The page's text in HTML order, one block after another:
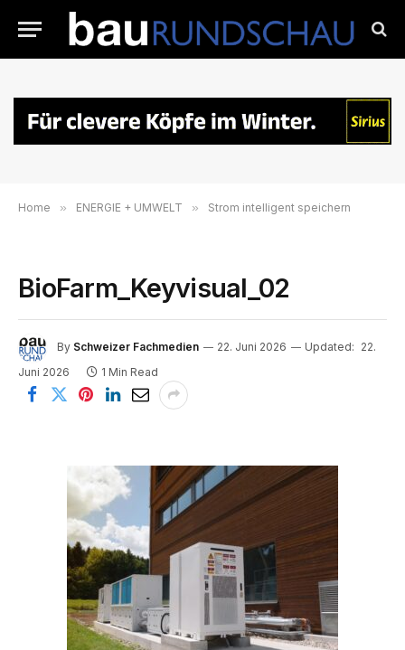
Home » ENERGIE + UMWELT » Strom intelligent speichern
BioFarm_Keyvisual_02
By Schweizer Fachmedien 22. Juni 2026 Updated: 22.
Juni 2026
1 Min Read